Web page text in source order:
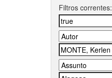
Filtros correntes: